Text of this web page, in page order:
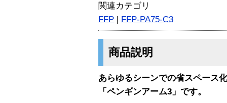
関連カテゴリ
FFP | FFP-PA75-C3
商品説明
あらゆるシーンでの省スペース
「ペンギンアーム3」です。